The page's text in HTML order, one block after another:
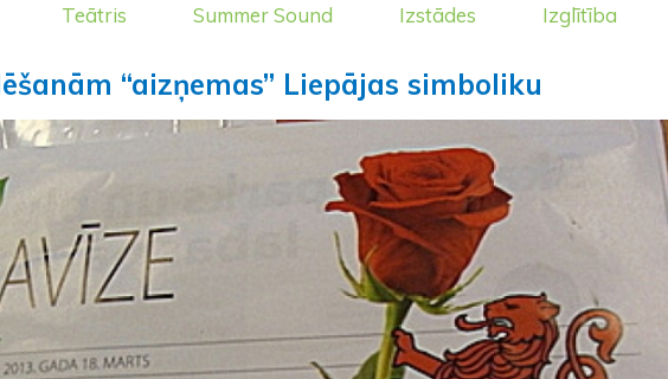
Teātris Summer Sound Izstādes Izglītība
“aizņemas” Liepājas simboliku